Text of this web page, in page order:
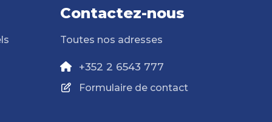
Contactez-nous
Toutes nos adresses
+352 2 6543 777
Formulaire de contact